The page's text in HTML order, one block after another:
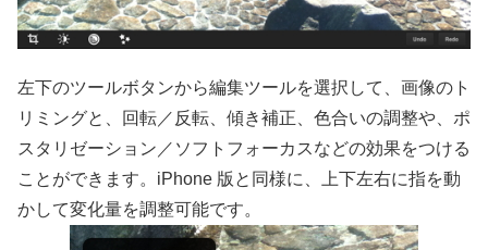
左下のツールボタンから編集ツールを選択して、画像のト
リミングと、回転／反転、傾き補正、色合いの調整や、ポ
スタリゼーション／ソフトフォーカスなどの効果をつける
ことができます。iPhone 版と同様に、上下左右に指を動
かして変化量を調整可能です。